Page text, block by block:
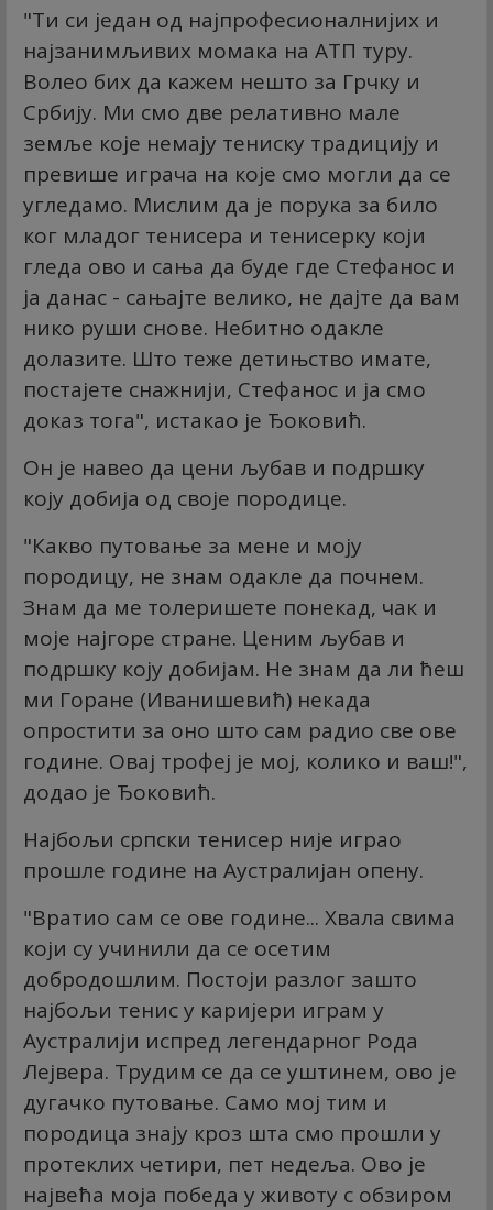
"Ти си један од најпрофесионалнијих и
најзанимљивих момака на АТП туру.
Волео бих да кажем нешто за Грчку и
Србију. Ми смо две релативно мале
земље које немају тениску традицију и
превише играча на које смо могли да се
угледамо. Мислим да је порука за било
ког младог тенисера и тенисерку који
гледа ово и сања да буде где Стефанос и
ја данас - сањајте велико, не дајте да вам
нико руши снове. Небитно одакле
долазите. Што теже детињство имате,
постајете снажнији, Стефанос и ја смо
доказ тога", истакао је Ђоковић.
Он је навео да цени љубав и подршку
коју добија од своје породице.
"Какво путовање за мене и моју
породицу, не знам одакле да почнем.
Знам да ме толеришете понекад, чак и
моје најгоре стране. Ценим љубав и
подршку коју добијам. Не знам да ли ћеш
ми Горане (Иванишевић) некада
опростити за оно што сам радио све ове
године. Овај трофеј је мој, колико и ваш!",
додао је Ђоковић.
Најбољи српски тенисер није играо
прошле године на Аустралијан опену.
"Вратио сам се ове године... Хвала свима
који су учинили да се осетим
добродошлим. Постоји разлог зашто
најбољи тенис у каријери играм у
Аустралији испред легендарног Рода
Лејвера. Трудим се да се уштинем, ово је
дугачко путовање. Само мој тим и
породица знају кроз шта смо прошли у
протеклих четири, пет недеља. Ово је
највећа моја победа у животу с обзиром